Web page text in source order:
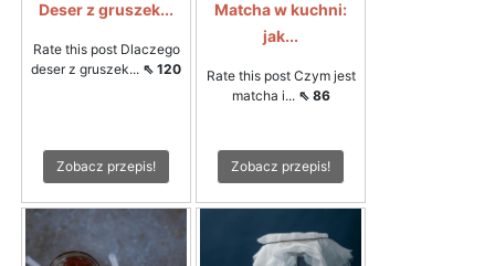
Deser z gruszek...
Rate this post Dlaczego
deser z gruszek... ⇖ 120
Zobacz przepis!
Matcha w kuchni:
jak...
Rate this post Czym jest
matcha i... ⇖ 86
Zobacz przepis!